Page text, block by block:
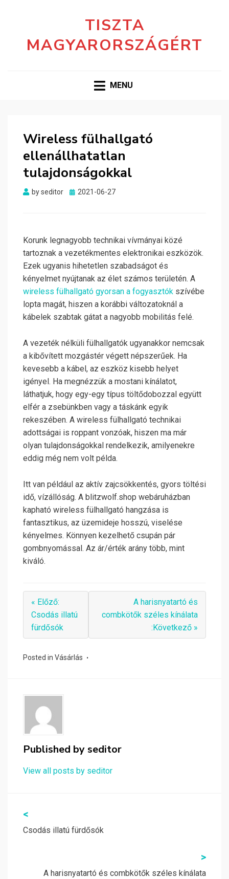
TISZTA
MAGYARORSZÁGÉRT
MENU
Wireless fülhallgató
ellenállhatatlan
tulajdonságokkal
byseditor
Posted
2021-06-27
Korunk legnagyobb technikai vívmányai közé
tartoznak a vezetékmentes elektronikai eszközök.
Ezek ugyanis hihetetlen szabadságot és
kényelmet nyújtanak az élet számos területén. A
wireless fülhallgató gyorsan a fogyasztók szívébe
lopta magát, hiszen a korábbi változatoknál a
kábelek szabtak gátat a nagyobb mobilitás felé.
A vezeték nélküli fülhallgatók ugyanakkor nemcsak
a kibővített mozgástér végett népszerűek. Ha
kevesebb a kábel, az eszköz kisebb helyet
igényel. Ha megnézzük a mostani kínálatot,
láthatjuk, hogy egy-egy típus töltődobozzal együtt
elfér a zsebünkben vagy a táskánk egyik
rekeszében. A wireless fülhallgató technikai
adottságai is roppant vonzóak, hiszen ma már
olyan tulajdonságokkal rendelkezik, amilyenekre
eddig még nem volt példa.
Itt van például az aktív zajcsökkentés, gyors töltési
idő, vízállóság. A blitzwolf.shop webáruházban
kapható wireless fülhallgató hangzása is
fantasztikus, az üzemideje hosszú, viselése
kényelmes. Könnyen kezelhető csupán pár
gombnyomással. Az ár/érték arány több, mint
kiváló.
« Előző:
Csodás illatú
fürdősók
A harisnyatartó és
combkötők széles kínálata
:Következő »
Posted in Vásárlás
Published byseditor
View all posts by seditor
Bejegyzés
navigáció
<
Csodás illatú fürdősók
>
A harisnyatartó és combkötők széles kínálata